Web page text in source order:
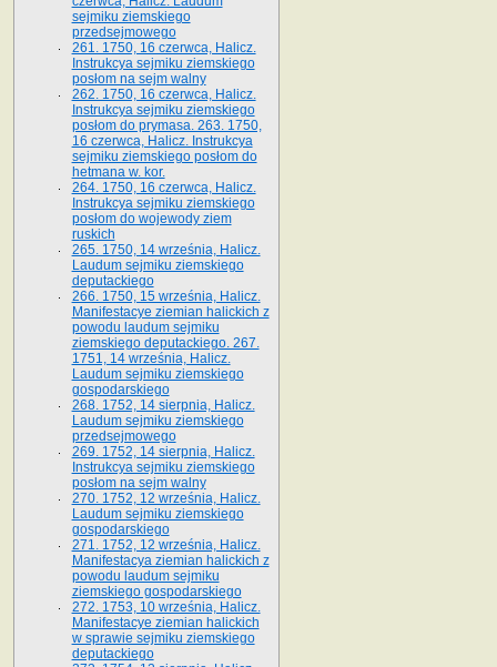
sejmiku ziemskiego
przedsejmowego
261. 1750, 16 czerwca, Halicz.
Instrukcya sejmiku ziemskiego
posłom na sejm walny
262. 1750, 16 czerwca, Halicz.
Instrukcya sejmiku ziemskiego
posłom do prymasa. 263. 1750,
16 czerwca, Halicz. Instrukcya
sejmiku ziemskiego posłom do
hetmana w. kor.
264. 1750, 16 czerwca, Halicz.
Instrukcya sejmiku ziemskiego
posłom do wojewody ziem
ruskich
265. 1750, 14 września, Halicz.
Laudum sejmiku ziemskiego
deputackiego
266. 1750, 15 września, Halicz.
Manifestacye ziemian halickich z
powodu laudum sejmiku
ziemskiego deputackiego. 267.
1751, 14 września, Halicz.
Laudum sejmiku ziemskiego
gospodarskiego
268. 1752, 14 sierpnia, Halicz.
Laudum sejmiku ziemskiego
przedsejmowego
269. 1752, 14 sierpnia, Halicz.
Instrukcya sejmiku ziemskiego
posłom na sejm walny
270. 1752, 12 września, Halicz.
Laudum sejmiku ziemskiego
gospodarskiego
271. 1752, 12 września, Halicz.
Manifestacya ziemian halickich z
powodu laudum sejmiku
ziemskiego gospodarskiego
272. 1753, 10 września, Halicz.
Manifestacye ziemian halickich
w sprawie sejmiku ziemskiego
deputackiego